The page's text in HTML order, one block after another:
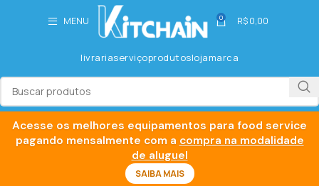
MENU 0 R$0,00
livrariaserviçoprodutoslojamarca
Acesse os melhores equipamentos para food service
pagando mensalmente com a compra na modalidade
de aluguel
SAIBA MAIS